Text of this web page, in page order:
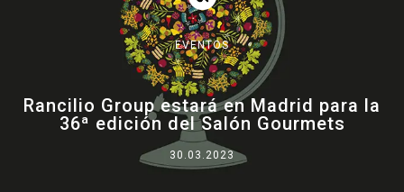
EVENTOS
Rancilio Group estará en Madrid para la
36ª edición del Salón Gourmets
30.03.2023